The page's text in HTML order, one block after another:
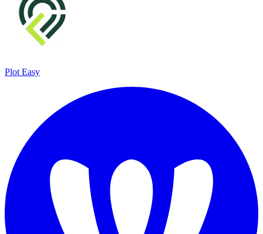
Plot Easy